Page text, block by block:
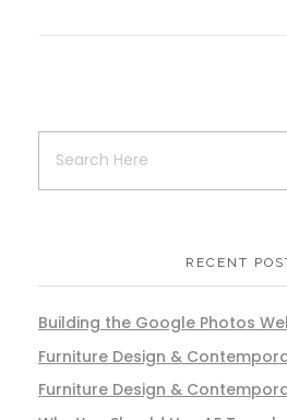
RECENT
Building the Google Photos
Furniture Design &
Furniture Design &